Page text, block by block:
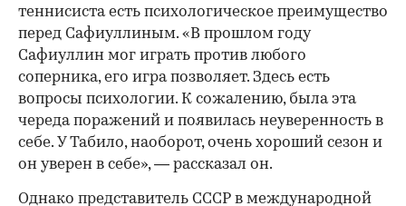
теннисиста есть психологическое преимущество
перед Сафиуллиным. «В прошлом году
Сафиуллин мог играть против любого
соперника, его игра позволяет. Здесь есть
вопросы психологии. К сожалению, была эта
череда поражений и появилась неуверенность в
себе. У Табило, наоборот, очень хороший сезон и
он уверен в себе», — рассказал он.
Однако представитель СССР в международной